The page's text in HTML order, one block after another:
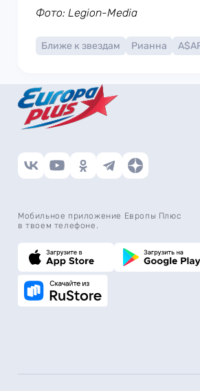
Фото: Legion-Media
Ближе к звездам Рианна
Мобильное приложение Европы Плюс
в твоем телефоне.